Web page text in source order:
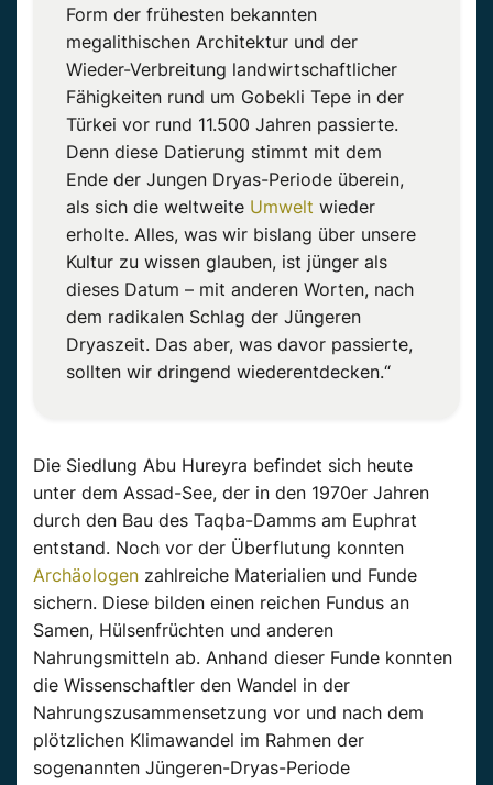
Form der frühesten bekannten
megalithischen Architektur und der
Wieder-Verbreitung landwirtschaftlicher
Fähigkeiten rund um Gobekli Tepe in der
Türkei vor rund 11.500 Jahren passierte.
Denn diese Datierung stimmt mit dem
Ende der Jungen Dryas-Periode überein,
als sich die weltweite Umwelt wieder
erholte. Alles, was wir bislang über unsere
Kultur zu wissen glauben, ist jünger als
dieses Datum – mit anderen Worten, nach
dem radikalen Schlag der Jüngeren
Dryaszeit. Das aber, was davor passierte,
sollten wir dringend wiederentdecken.“
Die Siedlung Abu Hureyra befindet sich heute
unter dem Assad-See, der in den 1970er Jahren
durch den Bau des Taqba-Damms am Euphrat
entstand. Noch vor der Überflutung konnten
Archäologen zahlreiche Materialien und Funde
sichern. Diese bilden einen reichen Fundus an
Samen, Hülsenfrüchten und anderen
Nahrungsmitteln ab. Anhand dieser Funde konnten
die Wissenschaftler den Wandel in der
Nahrungszusammensetzung vor und nach dem
plötzlichen Klimawandel im Rahmen der
sogenannten Jüngeren-Dryas-Periode